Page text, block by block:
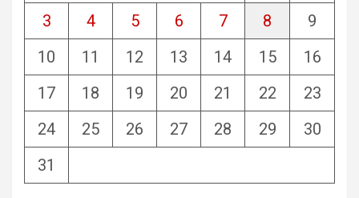
3
4 5 6 7 8
9
10
11 12 13 14 15
16
17
18 19 20 21 22
23
24
25 26 27 28 29
30
31